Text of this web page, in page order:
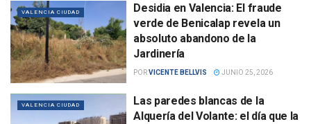
VALENCIA CIUDAD
Desidia en Valencia: El fraude
verde de Benicalap revela un
absoluto abandono de la
Jardinería
PORVICENTE BELLVIS JUNIO 25, 2026
VALENCIA CIUDAD
Las paredes blancas de la
Alquería del Volante: el día que la